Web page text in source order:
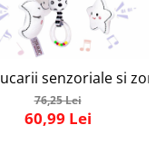
Simply joy, pentru
senzoriale si
76,25 Lei
60,99 Lei